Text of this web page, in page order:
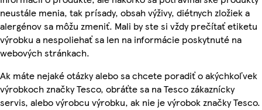
neustále menia, tak prísady, obsah výživy, diétnych zložiek a
alergénov sa môžu zmeniť. Mali by ste si vždy prečítať etiketu
výrobku a nespoliehať sa len na informácie poskytnuté na
webových stránkach.
Ak máte nejaké otázky alebo sa chcete poradiť o akýchkoľvek
výrobkoch značky Tesco, obráťte sa na Tesco zákaznícky
servis, alebo výrobcu výrobku, ak nie je výrobok značky Tesco.